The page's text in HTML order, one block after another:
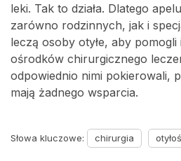
leki. Tak to działa. Dlatego
zarówno rodzinnych, jak i
leczą osoby otyłe, aby pomogli
ośrodków chirurgicznego
odpowiednio nimi pokierowali,
mają żadnego wsparcia.
Słowa kluczowe: chirurgia